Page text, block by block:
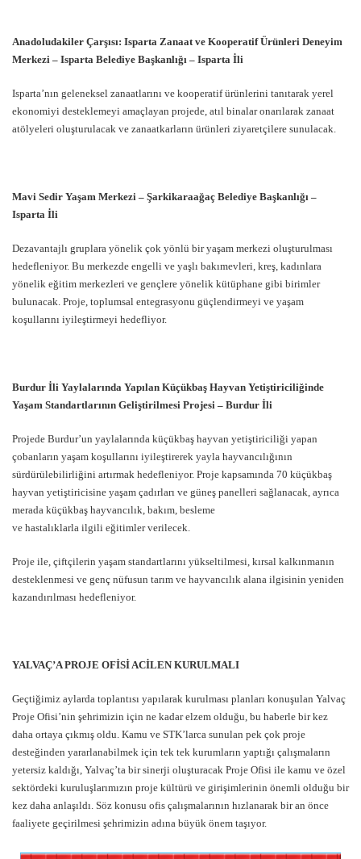
Anadoludakiler Çarşısı: Isparta Zanaat ve Kooperatif Ürünleri Deneyim
Merkezi – Isparta Belediye Başkanlığı – Isparta İli
Isparta’nın geleneksel zanaatlarını ve kooperatif ürünlerini tanıtarak yerel
ekonomiyi desteklemeyi amaçlayan projede, atıl binalar onarılarak zanaat
atölyeleri oluşturulacak ve zanaatkarların ürünleri ziyaretçilere sunulacak.
Mavi Sedir Yaşam Merkezi – Şarkikaraağaç Belediye Başkanlığı –
Isparta İli
Dezavantajlı gruplara yönelik çok yönlü bir yaşam merkezi oluşturulması
hedefleniyor. Bu merkezde engelli ve yaşlı bakımevleri, kreş, kadınlara
yönelik eğitim merkezleri ve gençlere yönelik kütüphane gibi birimler
bulunacak. Proje, toplumsal entegrasyonu güçlendirmeyi ve yaşam
koşullarını iyileştirmeyi hedefliyor.
Burdur İli Yaylalarında Yapılan Küçükbaş Hayvan Yetiştiriciliğinde
Yaşam Standartlarının Geliştirilmesi Projesi – Burdur İli
Projede Burdur’un yaylalarında küçükbaş hayvan yetiştiriciliği yapan
çobanların yaşam koşullarını iyileştirerek yayla hayvancılığının
sürdürülebilirliğini artırmak hedefleniyor. Proje kapsamında 70 küçükbaş
hayvan yetiştiricisine yaşam çadırları ve güneş panelleri sağlanacak, ayrıca
merada küçükbaş hayvancılık, bakım, besleme
ve hastalıklarla ilgili eğitimler verilecek.
Proje ile, çiftçilerin yaşam standartlarını yükseltilmesi, kırsal kalkınmanın
desteklenmesi ve genç nüfusun tarım ve hayvancılık alana ilgisinin yeniden
kazandırılması hedefleniyor.
YALVAÇ’A PROJE OFİSİ ACİLEN KURULMALI
Geçtiğimiz aylarda toplantısı yapılarak kurulması planları konuşulan Yalvaç
Proje Ofisi’nin şehrimizin için ne kadar elzem olduğu, bu haberle bir kez
daha ortaya çıkmış oldu. Kamu ve STK’larca sunulan pek çok proje
desteğinden yararlanabilmek için tek tek kurumların yaptığı çalışmaların
yetersiz kaldığı, Yalvaç’ta bir sinerji oluşturacak Proje Ofisi ile kamu ve özel
sektördeki kuruluşlarımızın proje kültürü ve girişimlerinin önemli olduğu bir
kez daha anlaşıldı. Söz konusu ofis çalışmalarının hızlanarak bir an önce
faaliyete geçirilmesi şehrimizin adına büyük önem taşıyor.